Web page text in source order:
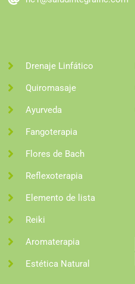
Drenaje Linfático
Quiromasaje
Ayurveda
Fangoterapia
Flores de Bach
Reflexoterapia
Elemento de lista
Reiki
Aromaterapia
Estética Natural